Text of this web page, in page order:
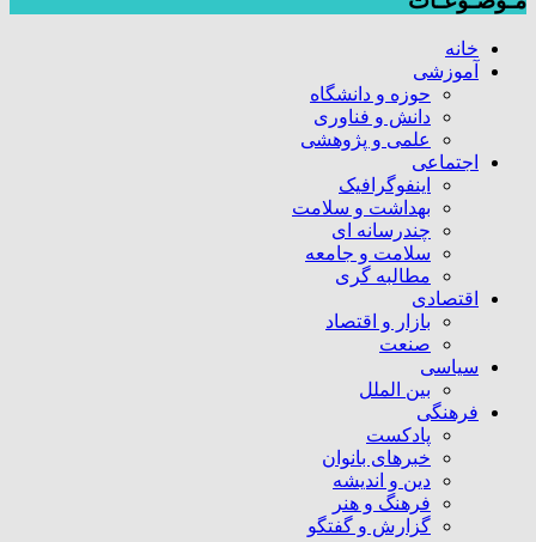
خانه
آموزشی
حوزه و دانشگاه
دانش و فناوری
علمی و پژوهشی
اجتماعی
اینفوگرافیک
بهداشت و سلامت
چندرسانه ای
سلامت و جامعه
مطالبه گری
اقتصادی
بازار و اقتصاد
صنعت
سیاسی
بین الملل
فرهنگی
پادکست
خبرهای بانوان
دین و اندیشه
فرهنگ و هنر
گزارش و گفتگو